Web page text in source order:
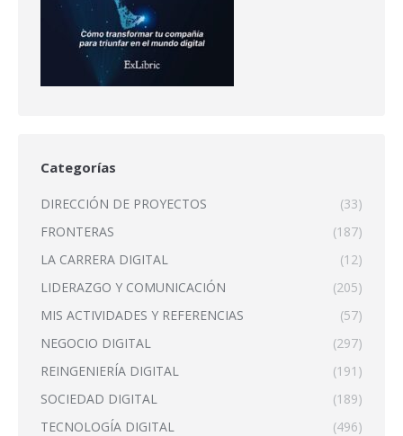
Categorías
DIRECCIÓN DE PROYECTOS
(33)
FRONTERAS
(187)
LA CARRERA DIGITAL
(12)
LIDERAZGO Y COMUNICACIÓN
(205)
MIS ACTIVIDADES Y REFERENCIAS
(57)
NEGOCIO DIGITAL
(297)
REINGENIERÍA DIGITAL
(191)
SOCIEDAD DIGITAL
(189)
TECNOLOGÍA DIGITAL
(496)